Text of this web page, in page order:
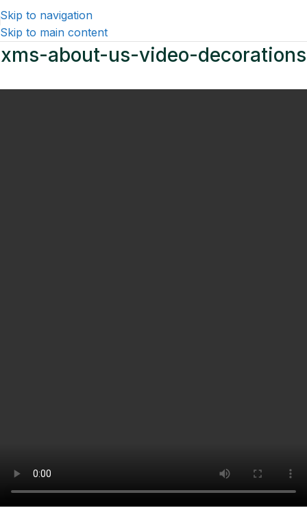
Skip to navigation
Skip to main content
xms-about-us-video-decorations